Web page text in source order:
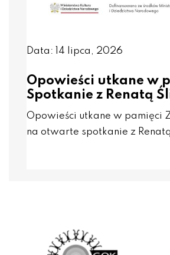
Data: 14 lipca, 2026
Opowieści utkane w
Spotkanie z Renatą
Opowieści utkane w pamięci
na otwarte spotkanie z